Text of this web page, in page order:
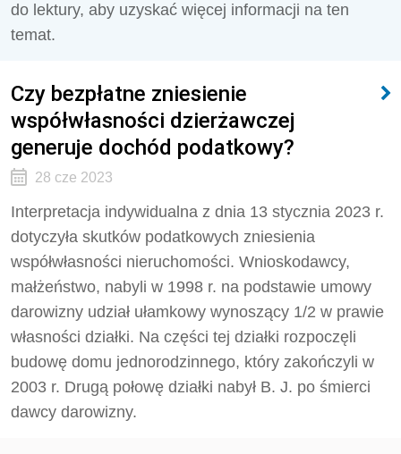
do lektury, aby uzyskać więcej informacji na ten
temat.
Czy bezpłatne zniesienie
współwłasności dzierżawczej
generuje dochód podatkowy?
28 cze 2023
Interpretacja indywidualna z dnia 13 stycznia 2023 r.
dotyczyła skutków podatkowych zniesienia
współwłasności nieruchomości. Wnioskodawcy,
małżeństwo, nabyli w 1998 r. na podstawie umowy
darowizny udział ułamkowy wynoszący 1/2 w prawie
własności działki. Na części tej działki rozpoczęli
budowę domu jednorodzinnego, który zakończyli w
2003 r. Drugą połowę działki nabył B. J. po śmierci
dawcy darowizny.